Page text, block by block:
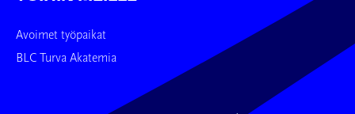
Avoimet työpaikat
BLC Turva Akatemia